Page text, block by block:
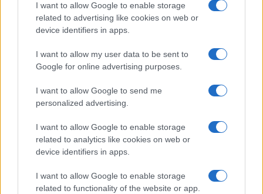
I want to allow Google to enable storage
related to advertising like cookies on web or
device identifiers in apps.
I want to allow my user data to be sent to
Google for online advertising purposes.
I want to allow Google to send me
personalized advertising.
I want to allow Google to enable storage
related to analytics like cookies on web or
device identifiers in apps.
I want to allow Google to enable storage
related to functionality of the website or app.